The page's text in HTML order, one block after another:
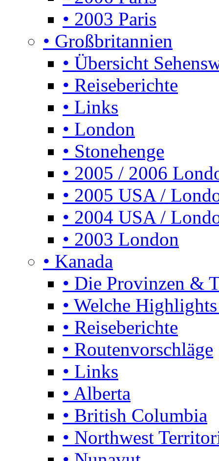
• 2003 Paris
• Großbritannien
• Übersicht
• Reiseberichte
• Links
• London
• Stonehenge
• 2005 / 2006
• 2005 USA /
• 2004 USA /
• 2003 London
• Kanada
• Die Provinzen &
• Welche
• Reiseberichte
• Routenvorschläge
• Links
• Alberta
• British Columbia
• Northwest